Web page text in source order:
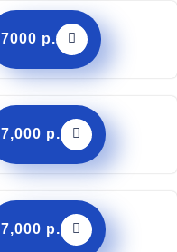
7000 р.
7,000 р.
7,000 р.